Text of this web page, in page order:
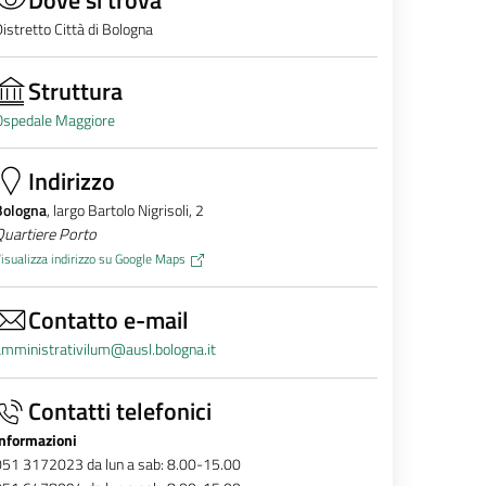
Città di Bologna
Struttura
Maggiore
Indirizzo
, largo Bartolo Nigrisoli, 2
Porto
indirizzo su Google Maps
Contatto e-mail
Contatti telefonici
3172023 da lun a sab: 8.00-15.00